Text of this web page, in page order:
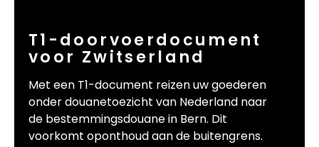
T1-doorvoerdocument
voor Zwitserland
Met een T1-document reizen uw goederen
onder douanetoezicht van Nederland naar
de bestemmingsdouane in Bern. Dit
voorkomt oponthoud aan de buitengrens.